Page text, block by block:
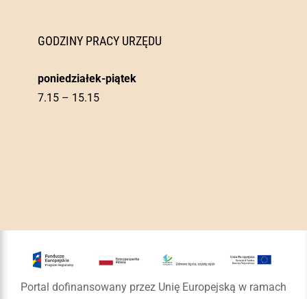
GODZINY PRACY URZĘDU
poniedziałek-piątek
7.15 – 15.15
Portal dofinansowany przez Unię Europejską w ramach